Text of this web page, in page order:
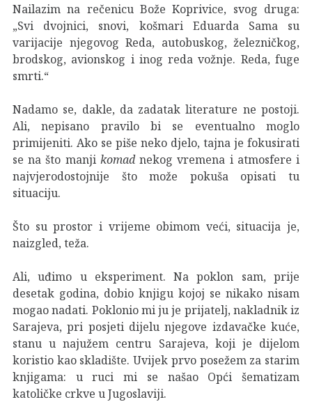
Nailazim na rečenicu Bože Koprivice, svog druga:
„Svi dvojnici, snovi, košmari Eduarda Sama su
varijacije njegovog Reda, autobuskog, železničkog,
brodskog, avionskog i inog reda vožnje. Reda, fuge
smrti.“
Nadamo se, dakle, da zadatak literature ne postoji.
Ali, nepisano pravilo bi se eventualno moglo
primijeniti. Ako se piše neko djelo, tajna je fokusirati
se na što manji komadnekog vremena i atmosfere i
najvjerodostojnije što može pokuša opisati tu
situaciju.
Što su prostor i vrijeme obimom veći, situacija je,
naizgled, teža.
Ali, uđimo u eksperiment. Na poklon sam, prije
desetak godina, dobio knjigu kojoj se nikako nisam
mogao nadati. Poklonio mi ju je prijatelj, nakladnik iz
Sarajeva, pri posjeti dijelu njegove izdavačke kuće,
stanu u najužem centru Sarajeva, koji je dijelom
koristio kao skladište. Uvijek prvo posežem za starim
knjigama: u ruci mi se našao Opći šematizam
katoličke crkve u Jugoslaviji.